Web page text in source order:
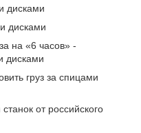
дисками
на «6 часов» -
дисками
груз за спицами
от российского